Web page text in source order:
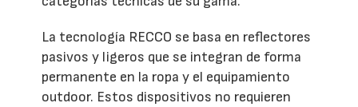
La tecnología RECCO se basa en reflectores
pasivos y ligeros que se integran de forma
permanente en la ropa y el equipamiento
outdoor. Estos dispositivos no requieren